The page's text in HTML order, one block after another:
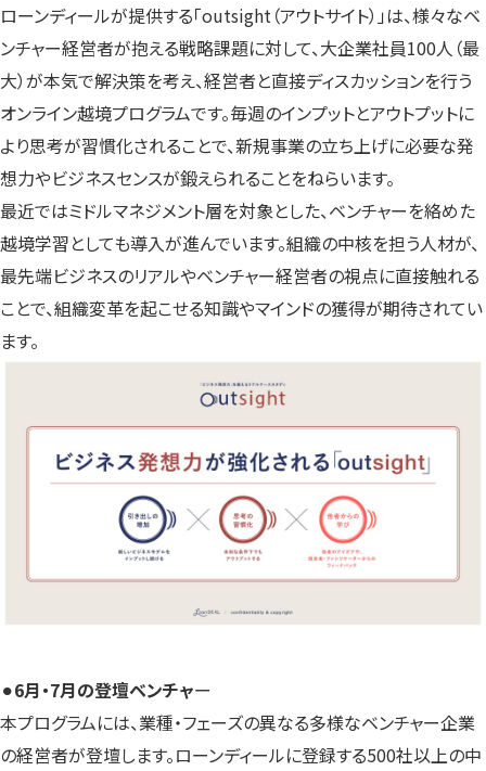
ローンディールが提供する「outsight（アウトサイト）」は、様々なベ
ンチャー経営者が抱える戦略課題に対して、大企業社員100人（最
大）が本気で解決策を考え、経営者と直接ディスカッションを行う
オンライン越境プログラムです。毎週のインプットとアウトプットに
より思考が習慣化されることで、新規事業の立ち上げに必要な発
想力やビジネスセンスが鍛えられることをねらいます。
最近ではミドルマネジメント層を対象とした、ベンチャーを絡めた
越境学習としても導入が進んでいます。組織の中核を担う人材が、
最先端ビジネスのリアルやベンチャー経営者の視点に直接触れる
ことで、組織変革を起こせる知識やマインドの獲得が期待されてい
ます。
⚫︎6月・7月の登壇ベンチャー
本プログラムには、業種・フェーズの異なる多様なベンチャー企業
の経営者が登壇します。ローンディールに登録する500社以上の中